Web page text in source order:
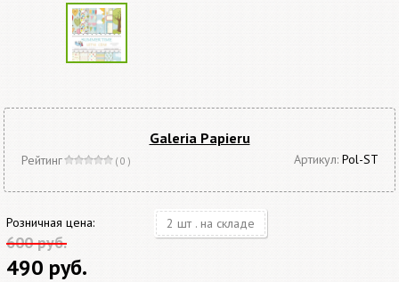
Galeria Papieru
Рейтинг ( 0 ) Артикул: Pol-ST
Розничная цена:
600 руб.
490 руб.
2 шт . на складе